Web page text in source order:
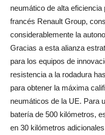
neumático de alta
francés Renault Group,
considerablemente la
Gracias a esta alianza
para los equipos de
resistencia a la rodadura
para obtener la máxima
neumáticos de la UE. Para
batería de 500 kilómetros,
en 30 kilómetros